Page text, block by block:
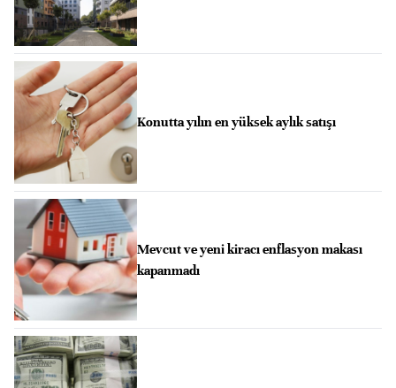
Konutta yılın en yüksek aylık satışı
Mevcut ve yeni kiracı enflasyon makası
kapanmadı